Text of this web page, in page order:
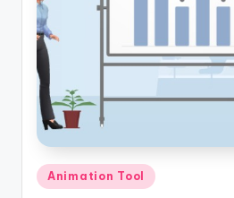
Опубликовано
Animation Tool